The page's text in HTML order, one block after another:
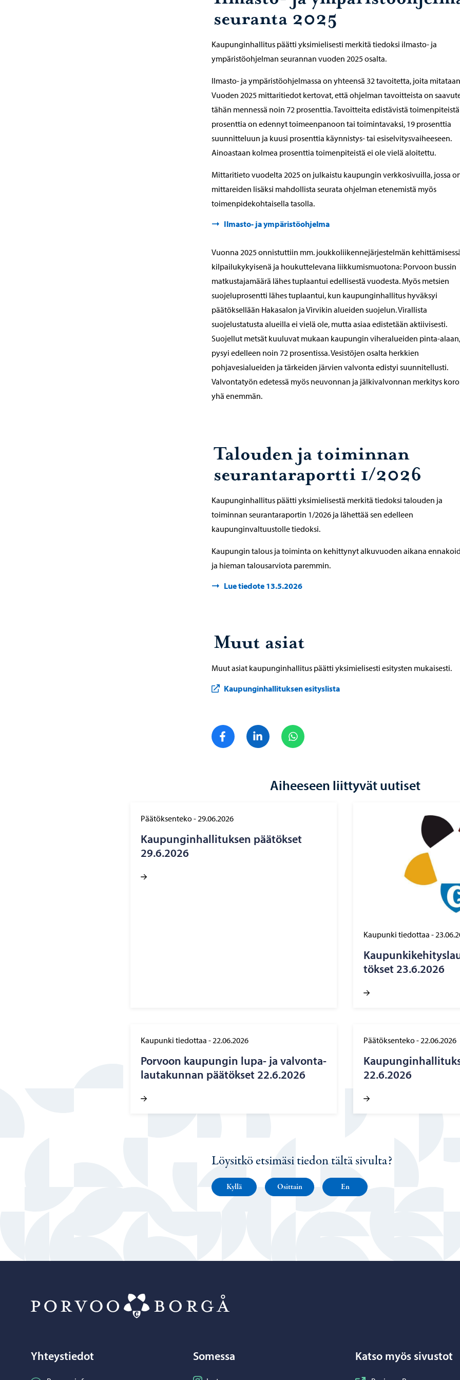
seuranta 2025
Kaupunginhallitus päätti yksimielisesti merkitä tiedoksi ilmasto- ja
ympäristöohjelman seurannan vuoden 2025 osalta.
Ilmasto- ja ympäristöohjelmassa on yhteensä 32 tavoitetta, joita
Vuoden 2025 mittaritiedot kertovat, että ohjelman tavoitteista on
tähän mennessä noin 72 prosenttia. Tavoitteita edistävistä
prosenttia on edennyt toimeenpanoon tai toimintavaksi, 19 prosenttia
suunnitteluun ja kuusi prosenttia käynnistys- tai esiselvitysvaiheeseen.
Ainoastaan kolmea prosenttia toimenpiteistä ei ole vielä aloitettu.
Mittaritieto vuodelta 2025 on julkaistu kaupungin verkkosivuilla, jossa
mittareiden lisäksi mahdollista seurata ohjelman etenemistä myös
toimenpidekohtaisella tasolla.
Ilmasto- ja ympäristöohjelma
Vuonna 2025 onnistuttiin mm. joukkoliikennejärjestelmän
kilpailukykyisenä ja houkuttelevana liikkumismuotona: Porvoon bussin
matkustajamäärä lähes tuplaantui edellisestä vuodesta. Myös metsien
suojeluprosentti lähes tuplaantui, kun kaupunginhallitus hyväksyi
päätöksellään Hakasalon ja Virvikin alueiden suojelun. Virallista
suojelustatusta alueilla ei vielä ole, mutta asiaa edistetään aktiivisesti.
Suojellut metsät kuuluvat mukaan kaupungin viheralueiden pinta-
pysyi edelleen noin 72 prosentissa. Vesistöjen osalta herkkien
pohjavesialueiden ja tärkeiden järvien valvonta edistyi suunnitellusti.
Valvontatyön edetessä myös neuvonnan ja jälkivalvonnan merkitys
yhä enemmän.
Talouden ja toiminnan
seurantaraportti 1/2026
Kaupunginhallitus päätti yksimielisestä merkitä tiedoksi talouden ja
toiminnan seurantaraportin 1/2026 ja lähettää sen edelleen
kaupunginvaltuustolle tiedoksi.
Kaupungin talous ja toiminta on kehittynyt alkuvuoden aikana
ja hieman talousarviota paremmin.
Lue tiedote 13.5.2026
Muut asiat
Muut asiat kaupunginhallitus päätti yksimielisesti esitysten mukaisesti.
Kaupunginhallituksen esityslista
Jaa FacebookJaa LinkedIn
Aiheeseen liittyvät uutiset
Päätöksenteko-29.06.2026
Kau­pun­gin­hal­li­tuk­sen pää­tök­set
29.6.2026
Kaupunki tiedottaa -
tök­set 23.6.2026
Kaupunki tiedottaa -22.06.2026
Por­voon kau­pun­gin lupa- ja val­von­ta­
lau­ta­kun­nan pää­tök­set 22.6.2026
Päätöksenteko-22.06.2026
22.6.2026
Löysitkö etsimäsi tiedon tältä sivulta?
Kyllä Osittain En
Yhteystiedot Somessa Katso myös sivustot